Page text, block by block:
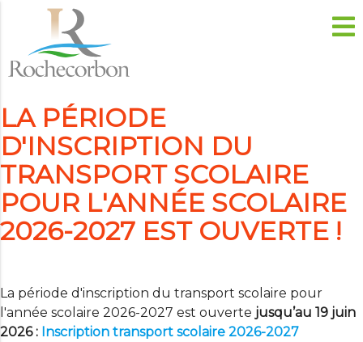
LA PÉRIODE
D'INSCRIPTION DU
TRANSPORT SCOLAIRE
POUR L'ANNÉE SCOLAIRE
2026-2027 EST OUVERTE !
La période d'inscription du transport scolaire pour
l'année scolaire 2026-2027 est ouverte jusqu’au 19 juin
2026 : Inscription transport scolaire 2026-2027